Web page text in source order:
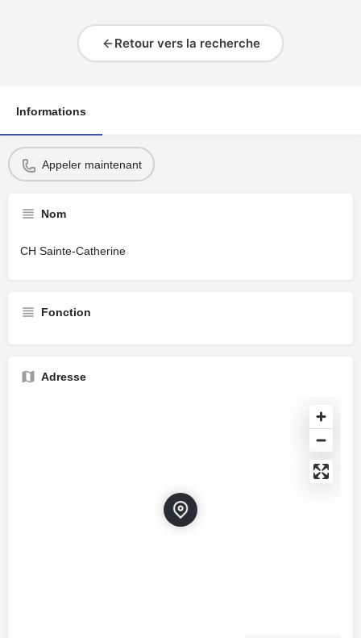
Retour vers la recherche
Informations
Appeler maintenant
Nom
CH Sainte-Catherine
Fonction
Adresse